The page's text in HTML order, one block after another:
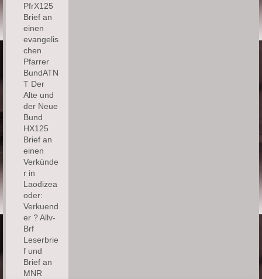
PfrX125
Brief an
einen
evangelis
chen
Pfarrer
BundATN
T Der
Alte und
der Neue
Bund
HX125
Brief an
einen
Verkünde
r in
Laodizea
oder:
Verkuend
er ? Allv-
Brf
Leserbrie
f und
Brief an
MNR